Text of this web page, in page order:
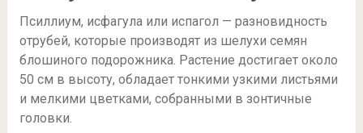
Псиллиум, исфагула или испагол — разновидность
отрубей, которые производят из шелухи семян
блошиного подорожника. Растение достигает около
50 см в высоту, обладает тонкими узкими листьями
и мелкими цветками, собранными в зонтичные
головки.